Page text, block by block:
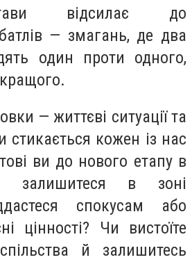
відсилає до
— змагань, де два
один проти одного,
— життєві ситуації та
кожен із нас
ви до нового етапу в
залишитеся в зоні
спокусам або
цінності? Чи вистоїте
й залишитесь